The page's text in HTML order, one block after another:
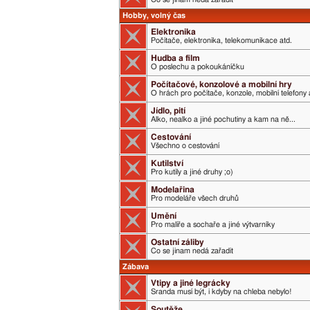
Hobby, volný čas
Elektronika
Počítače, elektronika, telekomunikace atd.
Hudba a film
O poslechu a pokoukáníčku
Počítačové, konzolové a mobilní hry
O hrách pro počítače, konzole, mobilní telefony
Jídlo, pití
Alko, nealko a jiné pochutiny a kam na ně...
Cestování
Všechno o cestování
Kutilství
Pro kutily a jiné druhy ;o)
Modelařina
Pro modeláře všech druhů
Umění
Pro malíře a sochaře a jiné výtvarníky
Ostatní záliby
Co se jinam nedá zařadit
Zábava
Vtipy a jiné legrácky
Sranda musí být, i kdyby na chleba nebylo!